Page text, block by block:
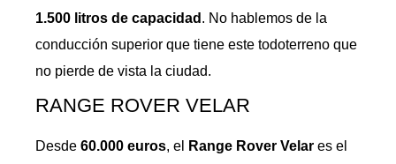
1.500 litros de capacidad . No hablemos de la
conducción superior que tiene este todoterreno que
no pierde de vista la ciudad.
RANGE ROVER VELAR
Desde 60.000 euros, el Range Rover Velar es el